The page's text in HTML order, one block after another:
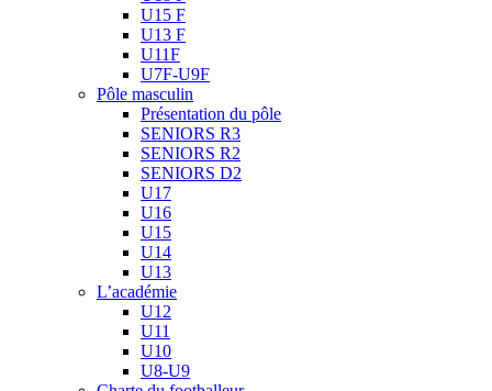
U15 F
U13 F
U11F
U7F-U9F
Pôle masculin
Présentation du pôle
SENIORS R3
SENIORS R2
SENIORS D2
U17
U16
U15
U14
U13
L’académie
U12
U11
U10
U8-U9